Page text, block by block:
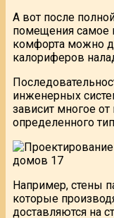
А вот после
помещения самое
комфорта можно
калориферов
инженерных
зависит многое от
определенного
Например, стены
которые
доставляются на